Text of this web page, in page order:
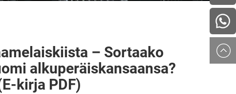
– Sortaako
alkuperäiskansaansa?
kirja PDF)